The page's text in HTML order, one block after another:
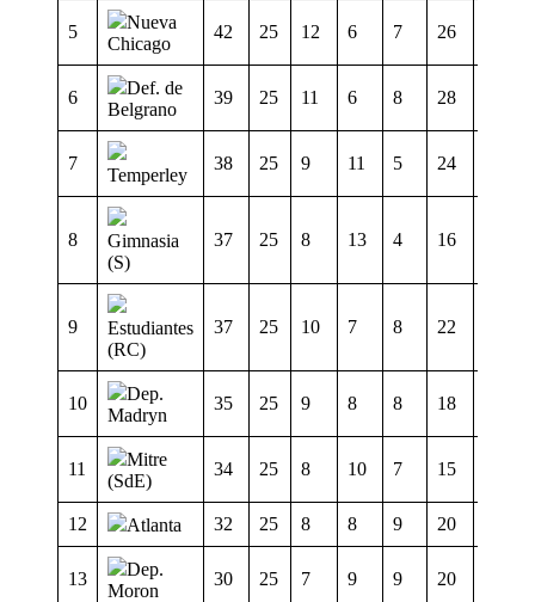
5
Nueva
Chicago
42 25 12 6 7 26
6
Def. de
Belgrano
39 25 11 6 8 28
7
Temperley
38 25 9 11 5 24
8
Gimnasia
(S)
37 25 8 13 4 16
9
Estudiantes
(RC)
37 25 10 7 8 22
10
Dep.
Madryn
35 25 9 8 8 18
11
Mitre
(SdE)
34 25 8 10 7 15
12 Atlanta 32 25 8 8 9 20
13
Dep.
Moron
30 25 7 9 9 20